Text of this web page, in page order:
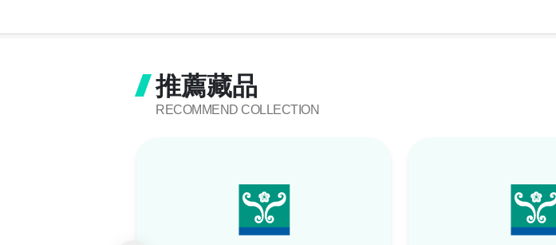
推薦藏品
RECOMMEND COLLECTION